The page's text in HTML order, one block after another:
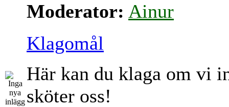
Moderator: Ainur
Klagomål
Här kan du klaga om vi
sköter oss!